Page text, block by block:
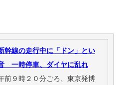
幹線の走行中に「ドン」とい
一時停車、ダイヤに乱れ
前９時２０分ごろ、東京発博